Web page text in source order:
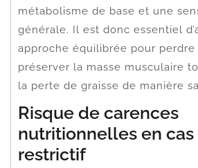
métabolisme de base et une
générale. Il est donc essentiel
approche équilibrée pour
préserver la masse musculaire
la perte de graisse de manière
Risque de carences
nutritionnelles en
restrictif